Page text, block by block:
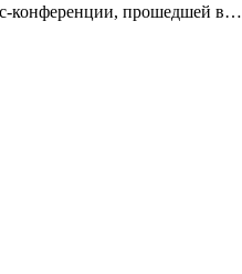
конференции, прошедшей в…